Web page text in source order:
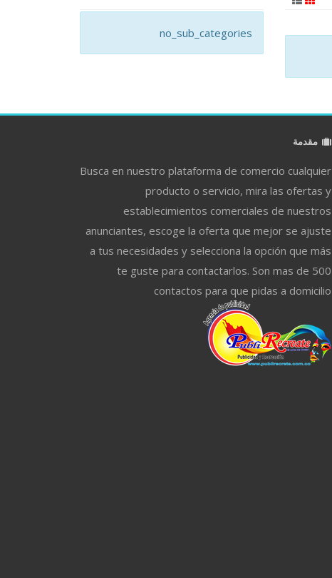
no_sub_categories
مقدمة
Busca en nuestro plataforma de comercio cualquier
producto o servicio, mira las ofertas y
establecimientos comerciales de nuestros
anunciantes, escoge la oferta que mejor se ajuste
a tus necesidades y selecciona la opción que más
te guste para contactarlos. Son mas de 500
contactos para que pidas a domicilio